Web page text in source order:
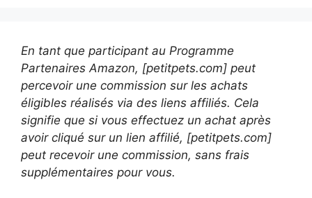
En tant que participant au Programme
Partenaires Amazon, [petitpets.com] peut
percevoir une commission sur les achats
éligibles réalisés via des liens affiliés. Cela
signifie que si vous effectuez un achat après
avoir cliqué sur un lien affilié, [petitpets.com]
peut recevoir une commission, sans frais
supplémentaires pour vous.